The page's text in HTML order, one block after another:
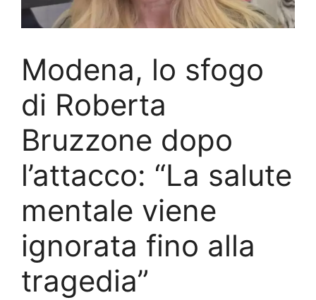
Modena, lo sfogo
di Roberta
Bruzzone dopo
l’attacco: “La salute
mentale viene
ignorata fino alla
tragedia”